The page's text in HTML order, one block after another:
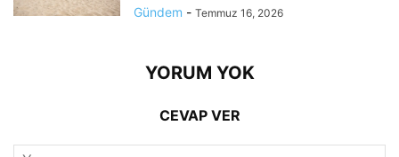
Gündem - Temmuz 16, 2026
YORUM YOK
CEVAP VER